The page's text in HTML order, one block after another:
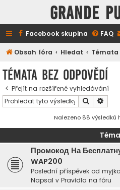
GRANDE
Facebook skupina FAQ
Obsah fóra Hledat Témata
Témata bez odpovědí
Přejít na rozšířené vyhledávání
Hledat
Nalezeno 88 výsledků
Промокод На
WAP200
Poslední příspěvek od
Napsal v Pravidla na fóru